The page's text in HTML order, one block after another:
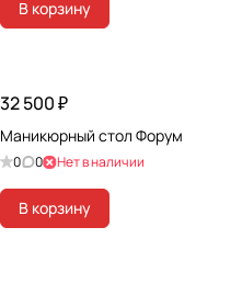
В корзину
32 500 ₽
Маникюрный стол Форум
0 0 Нет в наличии
В корзину